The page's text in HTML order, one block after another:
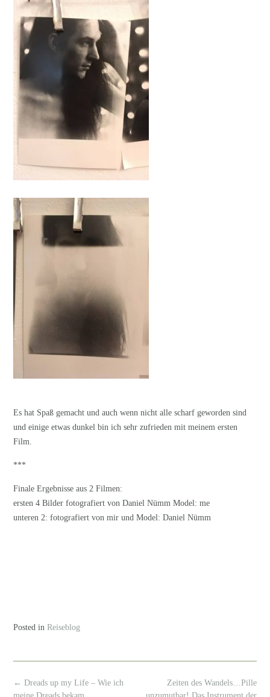
Es hat Spaß gemacht und auch wenn nicht alle scharf geworden sind
und einige etwas dunkel bin ich sehr zufrieden mit meinem ersten
Film.
***
Finale Ergebnisse aus 2 Filmen:
ersten 4 Bilder fotografiert von Daniel Nümm Model: me
unteren 2: fotografiert von mir und Model: Daniel Nümm
Posted in Reiseblog
Post
navigation
Zeiten des Wandels…Pille
← Dreads up my Life – Wie ich